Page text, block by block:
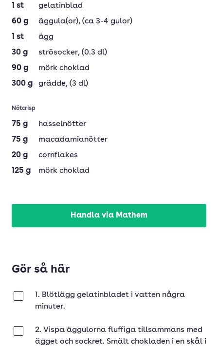
1 st
gelatinblad
60 g äggula(or), (ca 3-4 gulor)
1 st
ägg
30 g strösocker, (0.3 dl)
90 g
mörk choklad
300 g grädde, (3 dl)
Nötcrisp
75 g
hasselnötter
75 g
macadamianötter
20 g
cornflakes
125 g mörk choklad
Handla via Mathem
Gör så här
1. Blötlägg gelatinbladet i vatten några
minuter.
2. Vispa äggulorna fluffiga tillsammans med
ägget och sockret. Smält chokladen i en skål i